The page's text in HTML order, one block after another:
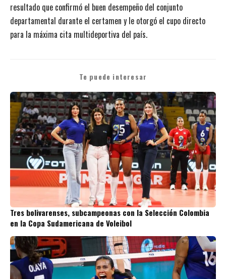
resultado que confirmó el buen desempeño del conjunto
departamental durante el certamen y le otorgó el cupo directo
para la máxima cita multideportiva del país.
Te puede interesar
Tres bolivarenses, subcampeonas con la Selección Colombia
en la Copa Sudamericana de Voleibol